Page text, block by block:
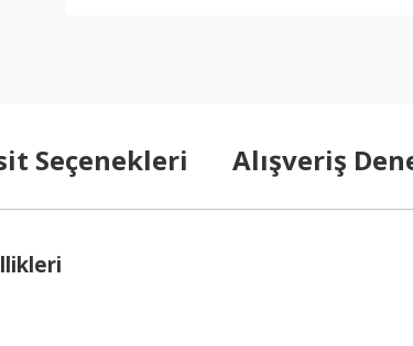
Seçenekleri Alışveriş